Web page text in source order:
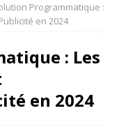
Programmatique :
en 2024
: Les
en 2024